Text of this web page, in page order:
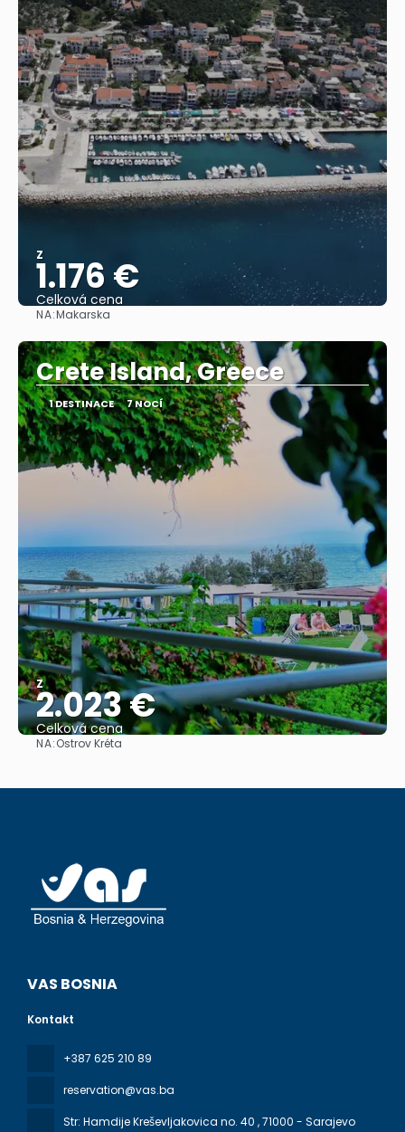
Z
1.176 €
Celková cena
NA:Makarska
Crete Island, Greece
1 DESTINACE 7 NOCÍ
Z
2.023 €
Celková cena
NA:Ostrov Kréta
VAS BOSNIA
Kontakt
+387 625 210 89
reservation@vas.ba
Str: Hamdije Kreševljakovica no. 40 , 71000 - Sarajevo